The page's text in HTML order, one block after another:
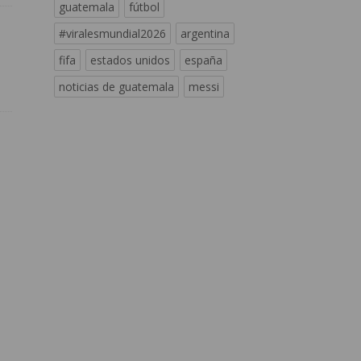
guatemala
fútbol
#viralesmundial2026
argentina
fifa
estados unidos
españa
noticias de guatemala
messi